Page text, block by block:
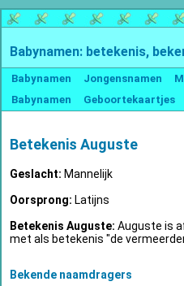
Babynamen: betekenis,
Babynamen Jongensnamen
Babynamen
Geboortekaartjes
Betekenis Auguste
Geslacht: Mannelijk
Oorsprong: Latijns
Betekenis Auguste: Auguste is
met als betekenis "de
Bekende naamdragers